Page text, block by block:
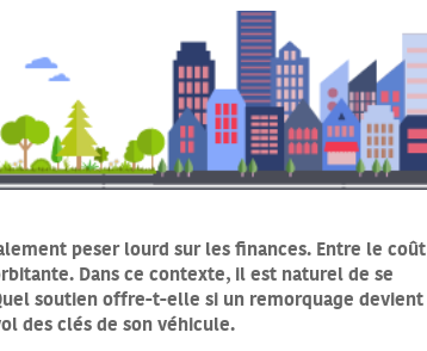
peser lourd sur les finances. Entre le coût
Dans ce contexte, il est naturel de se
soutien offre-t-elle si un remorquage devient
des clés de son véhicule.